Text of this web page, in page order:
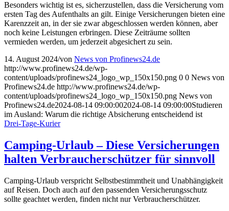
Besonders wichtig ist es, sicherzustellen, dass die Versicherung vom
ersten Tag des Aufenthalts an gilt. Einige Versicherungen bieten eine
Karenzzeit an, in der sie zwar abgeschlossen werden können, aber
noch keine Leistungen erbringen. Diese Zeiträume sollten
vermieden werden, um jederzeit abgesichert zu sein.
14. August 2024/von News von Profinews24.de
http://www.profinews24.de/wp-
content/uploads/profinews24_logo_wp_150x150.png 0 0 News von
Profinews24.de http://www.profinews24.de/wp-
content/uploads/profinews24_logo_wp_150x150.png News von
Profinews24.de2024-08-14 09:00:002024-08-14 09:00:00Studieren
im Ausland: Warum die richtige Absicherung entscheidend ist
Drei-Tage-Kurier
Camping-Urlaub – Diese Versicherungen
halten Verbraucherschützer für sinnvoll
Camping-Urlaub verspricht Selbstbestimmtheit und Unabhängigkeit
auf Reisen. Doch auch auf den passenden Versicherungsschutz
sollte geachtet werden, finden nicht nur Verbraucherschützer.